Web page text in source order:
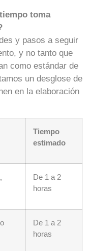
toma
y pasos a seguir
y no tanto que
como estándar de
un desglose de
en la elaboración
Tiempo
estimado
De 1 a 2
horas
De 1 a 2
horas